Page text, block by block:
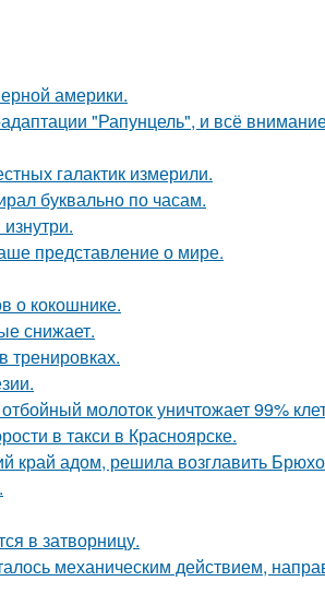
америки.
"Рапунцель", и всё
галактик измерили.
буквально по часам.
представление о мире.
о кокошнике.
снижает.
тренировках.
молоток уничтожает 99%
в такси в Красноярске.
край адом, решила возглавить
в затворницу.
механическим действием,